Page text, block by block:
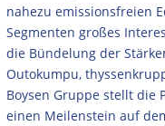
nahezu emissionsfreien
Segmenten großes
die Bündelung der
Outokumpu,
Boysen Gruppe stellt die
einen Meilenstein auf